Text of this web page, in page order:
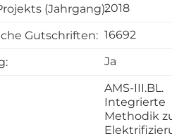
(Jahrgang):2018
Gutschriften: 16692
Ja
AMS-III.BL.
Integrierte
Methodik